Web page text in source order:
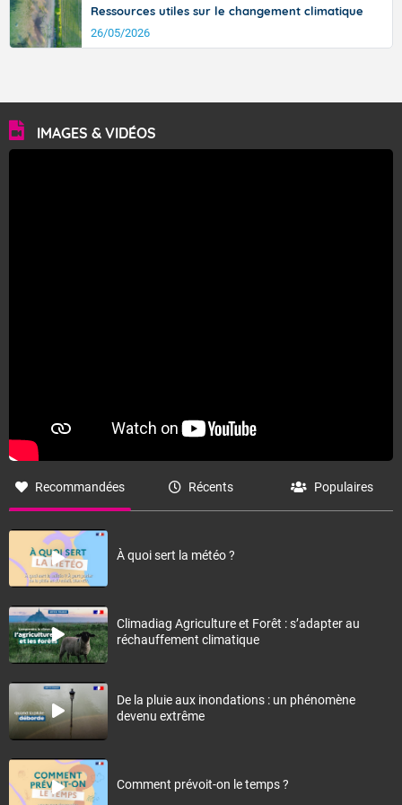
Fermer
Ressources utiles sur le changement climatique
26/05/2026
IMAGES & VIDÉOS
Recommandées Récents Populaires
À quoi sert la météo ?
Climadiag Agriculture et Forêt : s’adapter au
réchauffement climatique
De la pluie aux inondations : un phénomène
devenu extrême
Comment prévoit-on le temps ?